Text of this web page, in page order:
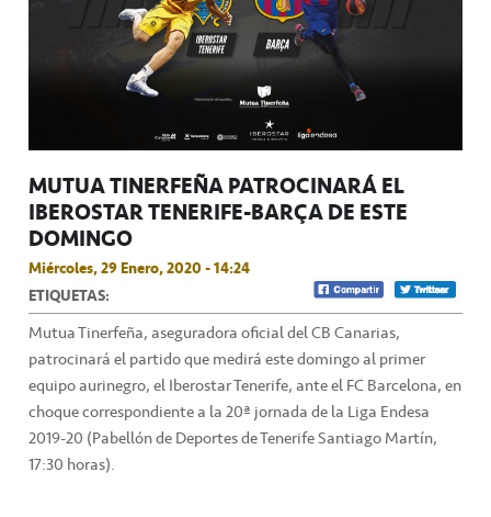
MUTUA TINERFEÑA PATROCINARÁ EL
IBEROSTAR TENERIFE-BARÇA DE ESTE
DOMINGO
Miércoles, 29 Enero, 2020 - 14:24
ETIQUETAS:
Mutua Tinerfeña, aseguradora oficial del CB Canarias,
patrocinará el partido que medirá este domingo al primer
equipo aurinegro, el Iberostar Tenerife, ante el FC Barcelona, en
choque correspondiente a la 20ª jornada de la Liga Endesa
2019-20 (Pabellón de Deportes de Tenerife Santiago Martín,
17:30 horas).